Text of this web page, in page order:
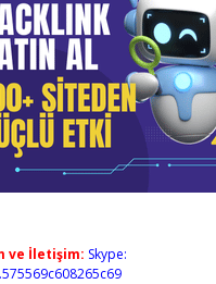
ve İletişim: Skype: